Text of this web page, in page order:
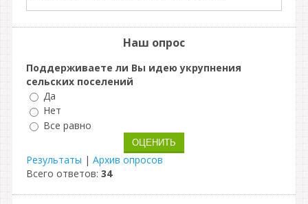
Наш опрос
Поддерживаете ли Вы идею укрупнения
сельских поселений
Да
Нет
Все равно
Результаты | Архив опросов
Всего ответов: 34